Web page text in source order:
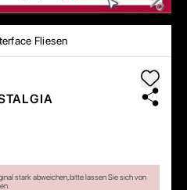
Fliesen
stark abweichen, bitte lassen Sie sich von